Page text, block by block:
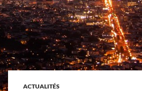
ACTUALITÉS